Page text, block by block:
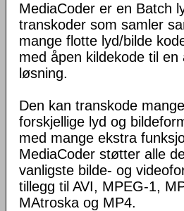
MediaCoder er en Batch
transkoder som samler
mange flotte lyd/bilde
med åpen kildekode til en
løsning.
Den kan transkode mange
forskjellige lyd og
med mange ekstra
MediaCoder støtter alle
vanligste bilde- og
tillegg til AVI, MPEG-1,
MAtroska og MP4.